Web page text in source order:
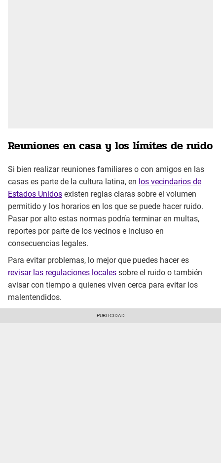
Reuniones en casa y los límites de ruido
Si bien realizar reuniones familiares o con amigos en las
casas es parte de la cultura latina, en los vecindarios de
Estados Unidos existen reglas claras sobre el volumen
permitido y los horarios en los que se puede hacer ruido.
Pasar por alto estas normas podría terminar en multas,
reportes por parte de los vecinos e incluso en
consecuencias legales.
Para evitar problemas, lo mejor que puedes hacer es
revisar las regulaciones locales sobre el ruido o también
avisar con tiempo a quienes viven cerca para evitar los
malentendidos.